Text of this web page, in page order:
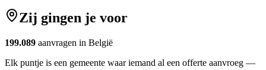
Zij gingen je voor
199.089 aanvragen in België
Elk puntje is een gemeente waar iemand al een offerte aanvroeg —